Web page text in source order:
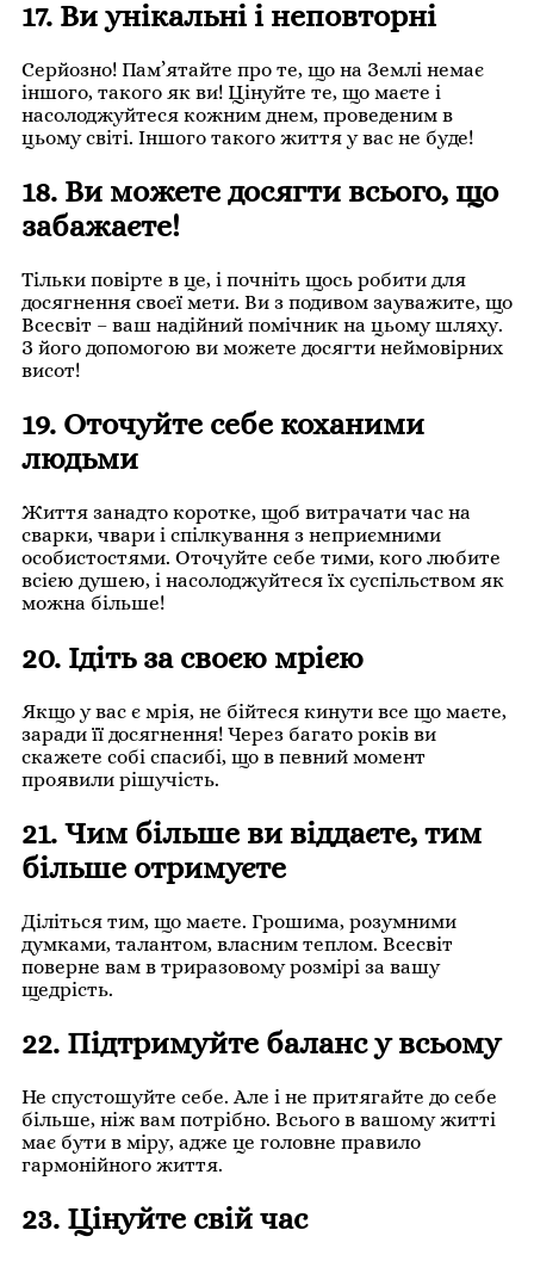
17. Ви унікальні і неповторні
Серйозно! Пам’ятайте про те, що на Землі немає
іншого, такого як ви! Цінуйте те, що маєте і
насолоджуйтеся кожним днем, проведеним в
цьому світі. Іншого такого життя у вас не буде!
18. Ви можете досягти всього, що
забажаєте!
Тільки повірте в це, і почніть щось робити для
досягнення своєї мети. Ви з подивом зауважите, що
Всесвіт – ваш надійний помічник на цьому шляху.
З його допомогою ви можете досягти неймовірних
висот!
19. Оточуйте себе коханими
людьми
Життя занадто коротке, щоб витрачати час на
сварки, чвари і спілкування з неприємними
особистостями. Оточуйте себе тими, кого любите
всією душею, і насолоджуйтеся їх суспільством як
можна більше!
20. Ідіть за своєю мрією
Якщо у вас є мрія, не бійтеся кинути все що маєте,
заради її досягнення! Через багато років ви
скажете собі спасибі, що в певний момент
проявили рішучість.
21. Чим більше ви віддаєте, тим
більше отримуєте
Діліться тим, що маєте. Грошима, розумними
думками, талантом, власним теплом. Всесвіт
поверне вам в триразовому розмірі за вашу
щедрість.
22. Підтримуйте баланс у всьому
Не спустошуйте себе. Але і не притягайте до себе
більше, ніж вам потрібно. Всього в вашому житті
має бути в міру, адже це головне правило
гармонійного життя.
23. Цінуйте свій час